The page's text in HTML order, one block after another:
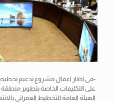
-فى اطار اعمال مشروع تدعيم تخطيط
على التكليفات الخاصة بتطوير منطقة
الهيئة العامة للتخطيط العمرانى